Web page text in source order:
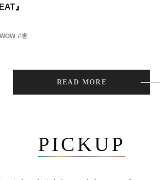
』
#杏
READ MORE
PICKUP